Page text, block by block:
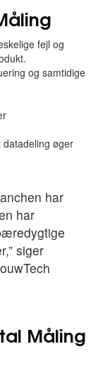
fejl og
og samtidige
datadeling øger
har
har
siger
Måling